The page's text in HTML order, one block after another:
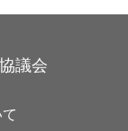
議会